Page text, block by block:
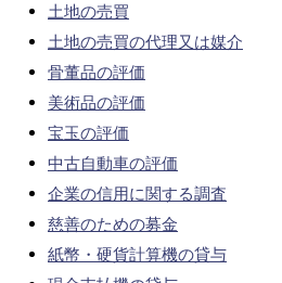
土地の売買
土地の売買の代理又は媒介
骨董品の評価
美術品の評価
宝玉の評価
中古自動車の評価
企業の信用に関する調査
慈善のための募金
紙幣・硬貨計算機の貸与